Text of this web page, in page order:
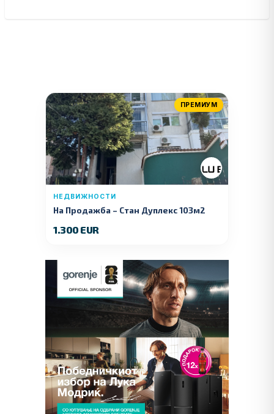
ПРЕМИУМ
НЕДВИЖНОСТИ
На Продажба – Стан Дуплекс 103м2
1.300 EUR